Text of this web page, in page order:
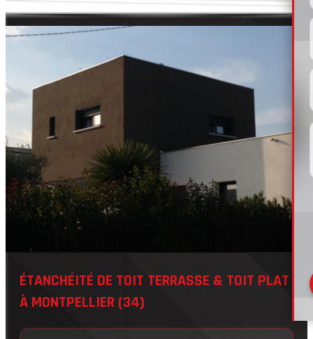
ÉTANCHÉITÉ DE TOIT TERRASSE & TOIT PLAT
À MONTPELLIER (34)